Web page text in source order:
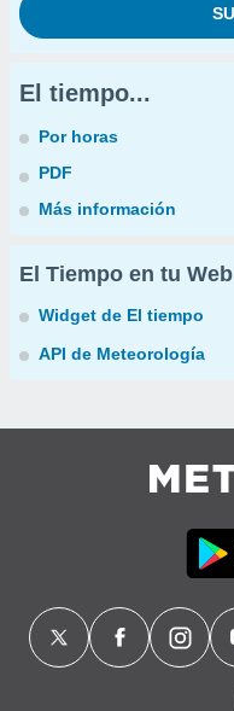
El tiempo...
Por horas
PDF
Más información
El Tiempo en tu Web
Widget de El tiempo
API de Meteorología